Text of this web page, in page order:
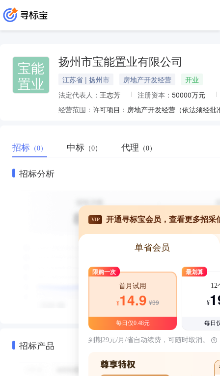
宝能
置业
扬州市宝能置业有限公司
江苏省 | 扬州市 房地产开发经营
开业
法定代表人： 王志芳 注册资本： 50000万元
经营范围： 许可项目：房地产开发经营（依法须经
招标 （0） 中标 （0） 代理 （0）
招标分析
招标产品
VIP 开通寻标宝会员，查看更多招采
单省会员
限购一次
首月试用
¥14.9 ¥39
每日仅0.48元
最划算
12
¥
每日
到期29元/月/省自动续费，可随时取消。